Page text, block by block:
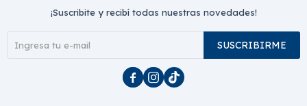
¡Suscribite y recibí todas nuestras novedades!
SUSCRIBIRME
  